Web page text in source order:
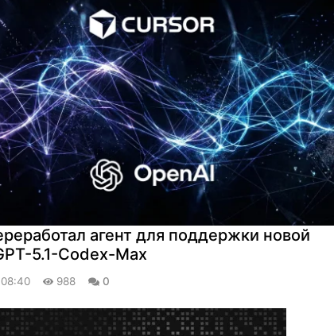
агент для поддержки новой
5.1-Codex-Max
08:40 988 0